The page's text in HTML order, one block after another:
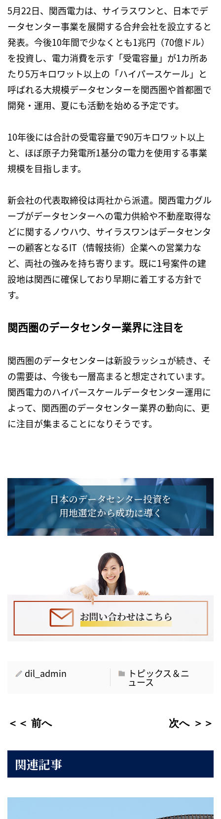
5月22日、関西電力は、サイラスワンと、日本でデ
ータセンター事業を展開する合弁会社を設立すると
発表。今後10年間で少なくとも1兆円（70億ドル）
を投資し、電力消費を示す「受電容量」が1カ所あ
たり5万キロワット以上の「ハイパースケール」と
呼ばれる大規模データセンターを関西圏や首都圏で
開発・運用、夏にも活動を始める予定です。
10年後には合計の受電容量で90万キロワット以上
と、ほぼ原子力発電所1基分の電力を使用する事業
規模を目指します。
新会社の代表取締役は両社から派遣。関西電力グル
ープがデータセンターへの電力供給や不動産取得な
どに関するノウハウ、サイラスワンはデータセンタ
ーの顧客となるIT（情報技術）企業への営業力な
ど、両社の強みを持ち寄ります。既に1号案件の建
設地は関西に確保しており早期に着工する方針で
す。
関西圏のデータセンター業界に注目を
関西圏のデータセンターは新設ラッシュが続き、そ
の需要は、今後も一層高まると想定されています。
関西電力のハイパースケールデータセンター運用に
よって、関西圏のデータセンター業界の動向に、更
に注目が集まることになりそうです。
日本のデータセンター投資を
用地選定から成功に導く
dil_admin トピックス＆ニ
ュース
＜＜ 前へ 次へ ＞＞
関連記事